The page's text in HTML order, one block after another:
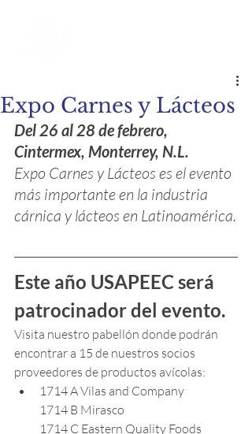
Expo Carnes y Lácteos
Del 26 al 28 de febrero,
Cintermex, Monterrey, N.L.
Expo Carnes y Lácteos es el evento
más importante en la industria
cárnica y lácteos en Latinoamérica.
Este año USAPEEC será
patrocinador del evento.
Visita nuestro pabellón donde podrán
encontrar a 15 de nuestros socios
proveedores de productos avícolas:
1714 A Vilas and Company
1714 B Mirasco
1714 C Eastern Quality Foods